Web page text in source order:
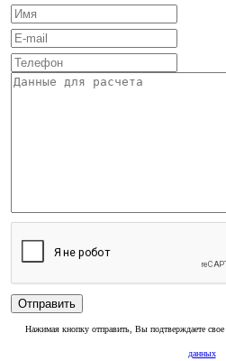
Нажимая кнопку отправить, Вы подтверждаете свое
данных